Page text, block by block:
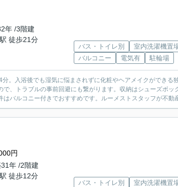
年 /3階建
駅 徒歩21分
バス・トイレ別 室内洗濯機置
バルコニー
電気有 駐輪場
。入浴後でも湿気に悩まされずに化粧やヘアメイクができる
、トラブルの事前回避にも繋がります。収納はシューズボッ
バルコニー付きでおすすめです。ルーメストスタッフが不動
円
年 /2階建
駅 徒歩12分
バス・トイレ別 室内洗濯機置